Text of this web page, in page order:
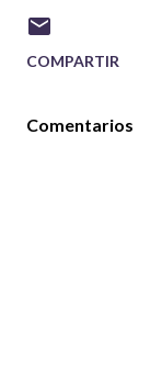
COMPARTIR
Comentarios